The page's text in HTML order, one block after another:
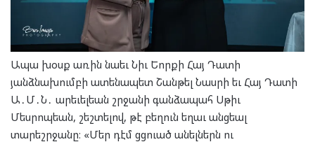
Ապա խօսք առին նաեւ Նիւ Եորքի Հայ Դատի
յանձնախումբի ատենապետ Շանթել Նասրի եւ Հայ Դատի
Ա․Մ․Ն․ արեւելեան շրջանի գանձապահ Սթիւ
Մեսրոպեան, շեշտելով, թէ բեղուն եղաւ անցեալ
տարեշրջանը։ «Մեր դէմ ցցուած անելներն ու